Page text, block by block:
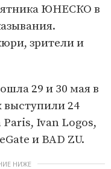
ЮНЕСКО в
зрители и
29 и 30 мая в
выступили 24
Ivan Logos,
и BAD ZU.
НИЖЕ